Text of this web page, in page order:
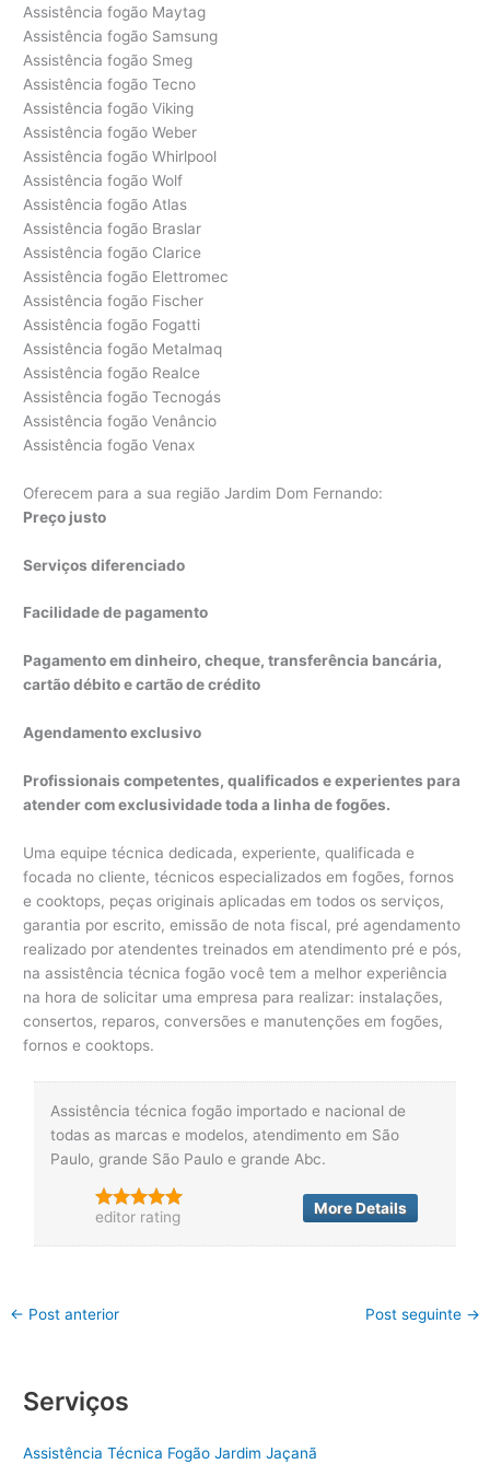
Assistência fogão Maytag
Assistência fogão Samsung
Assistência fogão Smeg
Assistência fogão Tecno
Assistência fogão Viking
Assistência fogão Weber
Assistência fogão Whirlpool
Assistência fogão Wolf
Assistência fogão Atlas
Assistência fogão Braslar
Assistência fogão Clarice
Assistência fogão Elettromec
Assistência fogão Fischer
Assistência fogão Fogatti
Assistência fogão Metalmaq
Assistência fogão Realce
Assistência fogão Tecnogás
Assistência fogão Venâncio
Assistência fogão Venax
Oferecem para a sua região Jardim Dom Fernando:
Preço justo
Serviços diferenciado
Facilidade de pagamento
Pagamento em dinheiro, cheque, transferência bancária,
cartão débito e cartão de crédito
Agendamento exclusivo
Profissionais competentes, qualificados e experientes para
atender com exclusividade toda a linha de fogões.
Uma equipe técnica dedicada, experiente, qualificada e
focada no cliente, técnicos especializados em fogões, fornos
e cooktops, peças originais aplicadas em todos os serviços,
garantia por escrito, emissão de nota fiscal, pré agendamento
realizado por atendentes treinados em atendimento pré e pós,
na assistência técnica fogão você tem a melhor experiência
na hora de solicitar uma empresa para realizar: instalações,
consertos, reparos, conversões e manutenções em fogões,
fornos e cooktops.
Assistência técnica fogão importado e nacional de
todas as marcas e modelos, atendimento em São
Paulo, grande São Paulo e grande Abc.
editor rating More Details
← Post anterior Post seguinte →
Serviços
Assistência Técnica Fogão Jardim Jaçanã